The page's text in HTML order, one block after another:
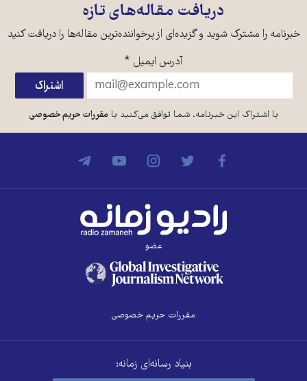
دریافت مقاله‌های تازه
خبرنامه را مشترک شوید و گزیده‌ای از پرخواننده‌ترین مقاله‌ها را دریافت کنید
آدرس ایمیل *
با اشتراک این خبرنامه، شما توافق می‌کنید بامقررات حریم خصوصی
عضو
مقررات حریم خصوصی
بنیاد رسانه‌ای زمانه: